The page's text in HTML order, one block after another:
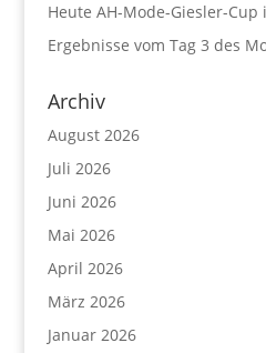
Heute AH-Mode-Giesler-
Ergebnisse vom Tag 3 des
Archiv
August 2026
Juli 2026
Juni 2026
Mai 2026
April 2026
März 2026
Januar 2026